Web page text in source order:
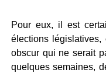
Pour eux, il est
élections législatives,
obscur qui ne serait
quelques semaines,